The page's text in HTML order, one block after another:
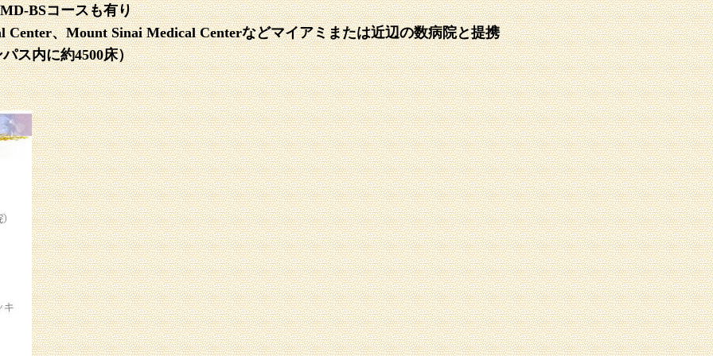
BSコースも有り
、Mount Sinai Medical Centerなどマイアミまたは近辺の数病院と提携
ス内に約4500床）